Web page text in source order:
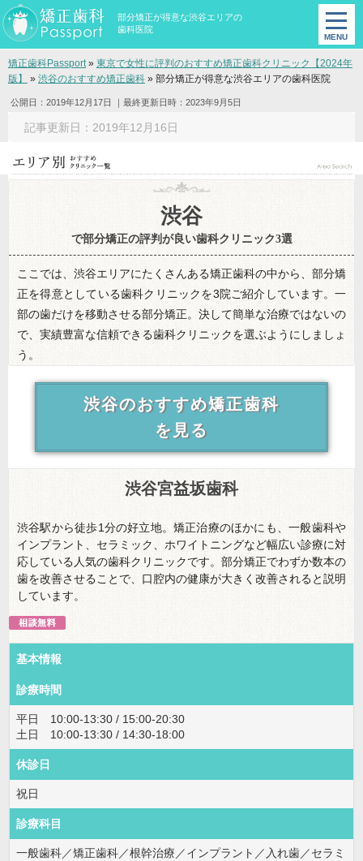
部分矯正が得意な渋谷エリアの
歯科医院
矯正歯科Passport» 東京で女性に評判のおすすめ矯正歯科クリニック【2024年
版】
» 渋谷のおすすめ矯正歯科 » 部分矯正が得意な渋谷エリアの歯科医院
公開日：2019年12月17日 ｜最終更新日時：2023年9月5日
記事更新日：2019年12月16日
渋谷
で部分矯正の評判が良い歯科クリニック3選
ここでは、渋谷エリアにたくさんある矯正歯科の中から、部分矯
正を得意としている歯科クリニックを3院ご紹介しています。一
部の歯だけを移動させる部分矯正。決して簡単な治療ではないの
で、実績豊富な信頼できる歯科クリニックを選ぶようにしましょ
う。
渋谷のおすすめ矯正歯科
を見る
渋谷宮益坂歯科
渋谷駅から徒歩1分の好立地。矯正治療のほかにも、一般歯科や
インプラント、セラミック、ホワイトニングなど幅広い診療に対
応している人気の歯科クリニックです。部分矯正でわずか数本の
歯を改善させることで、口腔内の健康が大きく改善されると説明
しています。
基本情報
診療時間
平日 10:00-13:30 / 15:00-20:30
土日 10:00-13:30 / 14:30-18:00
休診日
祝日
診療科目
一般歯科／矯正歯科／根幹治療／インプラント／入れ歯／セラミ